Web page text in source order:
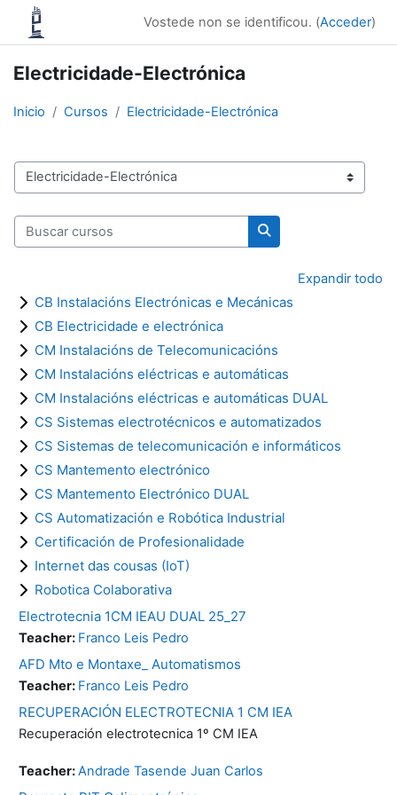
Ir ao contido principal
Vostede non se identificou. (Acceder)
Electricidade-Electrónica
Inicio Cursos Electricidade-Electrónica
Categorías de cursos
Buscar cursos
Buscar cursos
Expandir todo
CB Instalacións Electrónicas e Mecánicas
CB Electricidade e electrónica
CM Instalacións de Telecomunicacións
CM Instalacións eléctricas e automáticas
CM Instalacións eléctricas e automáticas DUAL
CS Sistemas electrotécnicos e automatizados
CS Sistemas de telecomunicación e informáticos
CS Mantemento electrónico
CS Mantemento Electrónico DUAL
CS Automatización e Robótica Industrial
Certificación de Profesionalidade
Internet das cousas (IoT)
Robotica Colaborativa
Electrotecnia 1CM IEAU DUAL 25_27
Teacher: Franco Leis Pedro
AFD Mto e Montaxe_ Automatismos
Teacher: Franco Leis Pedro
RECUPERACIÓN ELECTROTECNIA 1 CM IEA
Recuperación electrotecnica 1º CM IEA
Teacher:Andrade Tasende Juan Carlos